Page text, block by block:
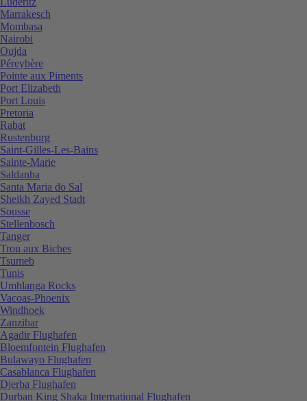
Marrakesch
Mombasa
Nairobi
Oujda
Péreybère
Pointe aux Piments
Port Elizabeth
Port Louis
Pretoria
Rabat
Rustenburg
Saint-Gilles-Les-Bains
Sainte-Marie
Saldanha
Santa Maria do Sal
Sheikh Zayed Stadt
Sousse
Stellenbosch
Tanger
Trou aux Biches
Tsumeb
Tunis
Umhlanga Rocks
Vacoas-Phoenix
Windhoek
Zanzibar
Agadir Flughafen
Bloemfontein Flughafen
Bulawayo Flughafen
Casablanca Flughafen
Djerba Flughafen
Durban King Shaka International Flughafen